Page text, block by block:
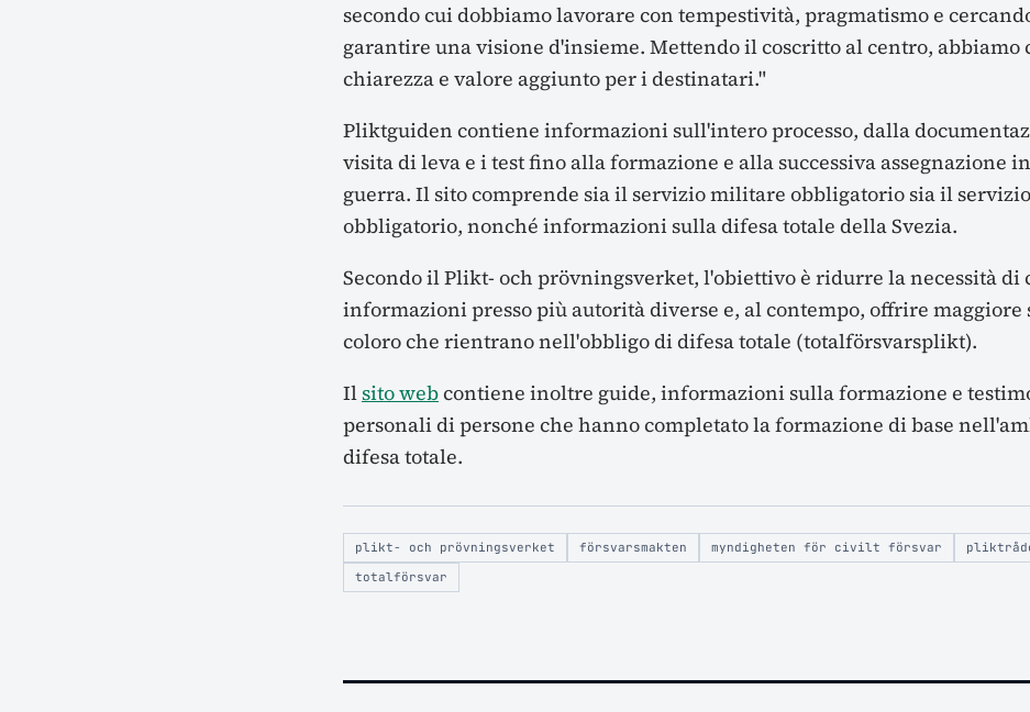
secondo cui dobbiamo lavorare con tempestività, pragmatismo e
garantire una visione d'insieme. Mettendo il coscritto al centro, abbiamo
chiarezza e valore aggiunto per i destinatari."
Pliktguiden contiene informazioni sull'intero processo, dalla
visita di leva e i test fino alla formazione e alla successiva assegnazione
guerra. Il sito comprende sia il servizio militare obbligatorio sia il
obbligatorio, nonché informazioni sulla difesa totale della Svezia.
Secondo il Plikt- och prövningsverket, l'obiettivo è ridurre la necessità di
informazioni presso più autorità diverse e, al contempo, offrire maggiore
coloro che rientrano nell'obbligo di difesa totale (totalförsvarsplikt).
Ilsito webcontiene inoltre guide, informazioni sulla formazione e
personali di persone che hanno completato la formazione di base
difesa totale.
plikt- och prövningsverket försvarsmakten myndigheten för civilt försvar
totalförsvar